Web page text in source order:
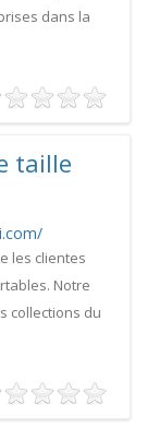
dans la
taille
les clientes
Notre
collections du